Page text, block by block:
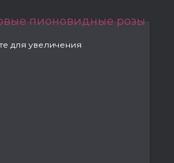
для увеличения